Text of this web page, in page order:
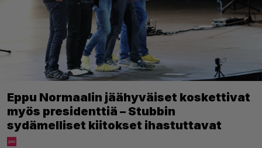
Eppu Normaalin jäähyväiset koskettivat
myös presidenttiä – Stubbin
sydämelliset kiitokset ihastuttavat